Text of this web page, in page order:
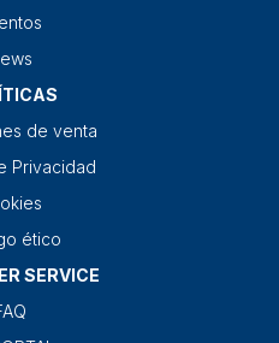
de venta
Privacidad
ético
SERVICE